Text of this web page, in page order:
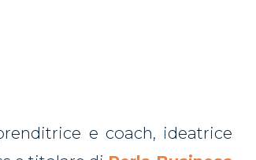
e coach, ideatrice